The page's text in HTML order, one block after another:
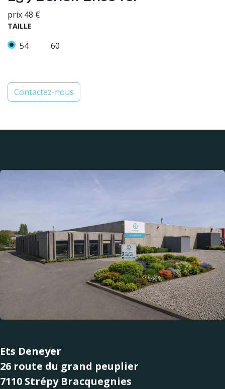
prix 48 €
TAILLE
54 60
Contactez-nous
Ets Deneyer
26 route du grand peuplier
7110 Strépy Bracquegnies